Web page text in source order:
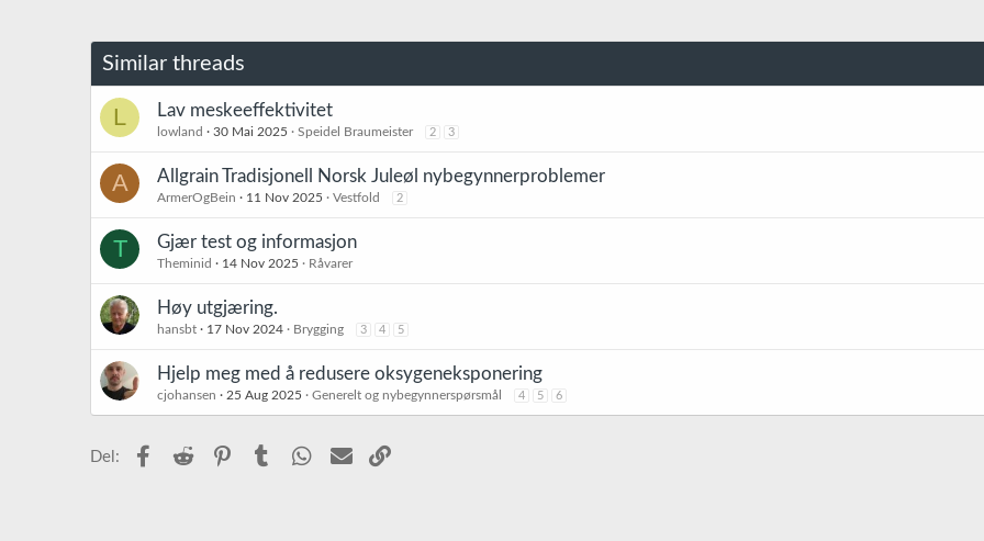
Similar threads
L Lav meskeeffektivitet
lowland 30 Mai 2025 Speidel Braumeister 2 3
A Allgrain Tradisjonell Norsk Juleøl nybegynnerproblemer
ArmerOgBein 11 Nov 2025 Vestfold 2
T Gjær test og informasjon
Theminid 14 Nov 2025 Råvarer
Høy utgjæring.
hansbt 17 Nov 2024 Brygging 3 4 5
Hjelp meg med å redusere oksygeneksponering
cjohansen 25 Aug 2025 Generelt og nybegynnerspørsmål 4 5 6
Del: Facebook
Reddit PinterestTumblr WhatsApp
E-post